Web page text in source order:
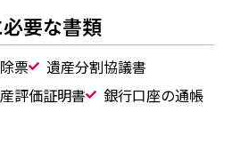
要な書類
票
遺産分割協議書
評価証明書
銀行口座の通帳